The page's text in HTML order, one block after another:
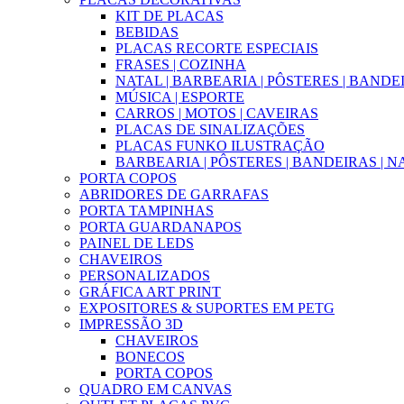
KIT DE PLACAS
BEBIDAS
PLACAS RECORTE ESPECIAIS
FRASES | COZINHA
NATAL | BARBEARIA | PÔSTERES |
MÚSICA | ESPORTE
CARROS | MOTOS | CAVEIRAS
PLACAS DE SINALIZAÇÕES
PLACAS FUNKO ILUSTRAÇÃO
BARBEARIA | PÔSTERES | BANDEIRAS |
PORTA COPOS
ABRIDORES DE GARRAFAS
PORTA TAMPINHAS
PORTA GUARDANAPOS
PAINEL DE LEDS
CHAVEIROS
PERSONALIZADOS
GRÁFICA ART PRINT
EXPOSITORES & SUPORTES EM PETG
IMPRESSÃO 3D
CHAVEIROS
BONECOS
PORTA COPOS
QUADRO EM CANVAS